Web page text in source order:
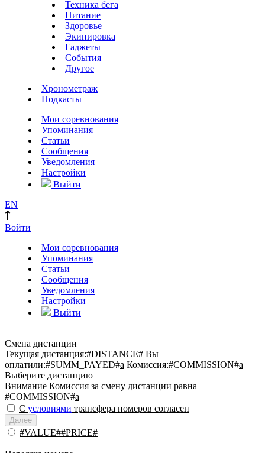
Техника бега
Питание
Здоровье
Экипировка
Гаджеты
События
Другое
Хронометраж
Подкасты
Мои соревнования
Упоминания
Статьи
Сообщения
Уведомления
Настройки
Выйти
EN
Войти
Мои соревнования
Упоминания
Статьи
Сообщения
Уведомления
Настройки
Выйти
Смена дистанции
Текущая дистанция:#DISTANCE# Вы
оплатили:#SUMM_PAYED#a Комиссия:#COMMISSION#a
Выберите дистанцию
Внимание Комиссия за смену дистанции равна
#COMMISSION#a
С условиями трансфера номеров согласен
Далее
#VALUE##PRICE#